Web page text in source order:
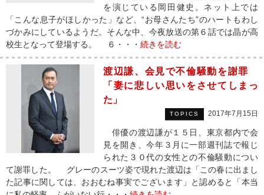
を演じている岡田健史。ネット上では
「こんな息子がほしかった」など、“お母さんたち”のハートもわし
づかみにしているようだ。そんな中、今夜放送の第６話では晶が高
校生となって登場する。 ６・・・ 続きを読む
渡辺謙、会見で不倫騒動を謝罪
「妻に悲しい思いをさせてしまっ
た」
TOPICS 2017年7月15日
俳優の渡辺謙が１５日、東京都内で会
見を開き、今年３月に一部週刊誌で報じ
られた３０代の女性との不倫騒動につい
て謝罪した。 グレーのスーツ姿で現れた渡辺は「この春に出まし
た記事に関しては、おおむね事実でございます」と認めると「本当